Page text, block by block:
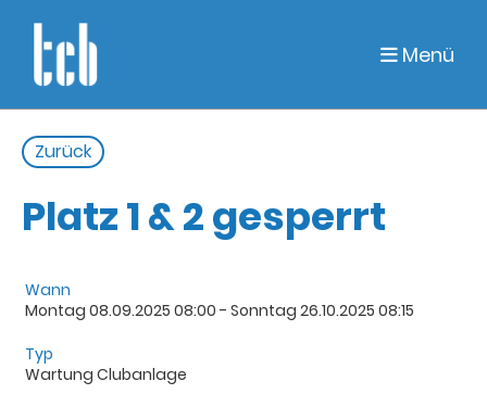
Menü
Zurück
Platz 1 & 2 gesperrt
Wann
Montag 08.09.2025 08:00 - Sonntag 26.10.2025 08:15
Typ
Wartung Clubanlage